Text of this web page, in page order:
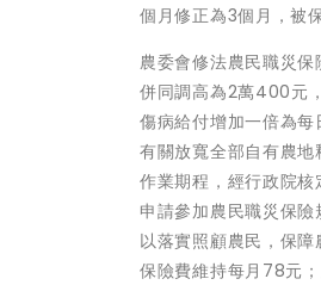
個月修正為3個月，被
農委會修法農民職災
併同調高為2萬400元
傷病給付增加一倍為
有關放寬全部自有農
作業期程，經行政院
申請參加農民職災保險
以落實照顧農民，保
保險費維持每月78元